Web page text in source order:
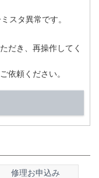
スタ異常です。
だき、再操作してく
依頼ください。
修理お申込み